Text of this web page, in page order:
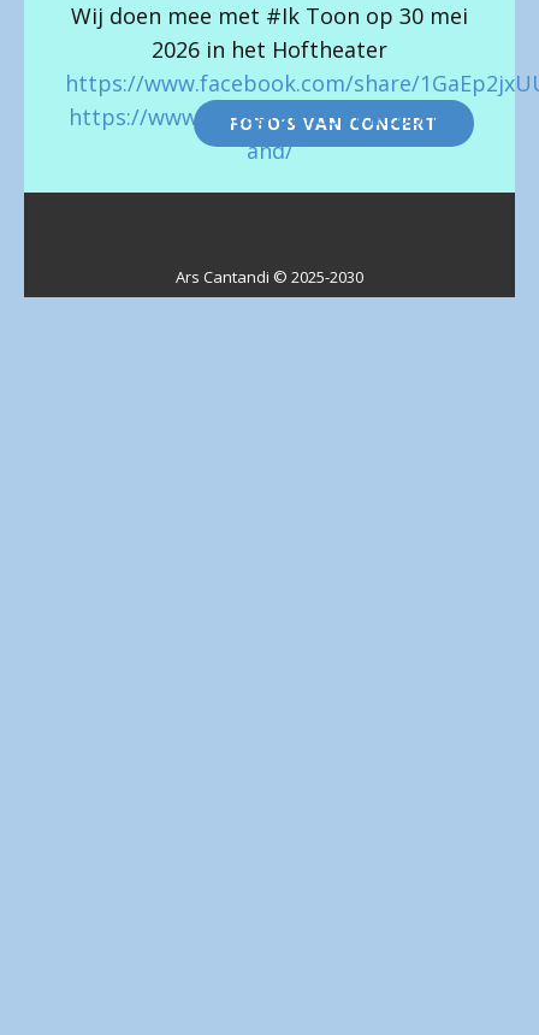
FOTO’S VAN CONCERT
Wij doen mee met #Ik Toon op 30 mei
2026 in het Hoftheater
https://www.facebook.com/share/
https://www.instagram.com/iktoonsall
and/
Ars Cantandi © 2025-2030